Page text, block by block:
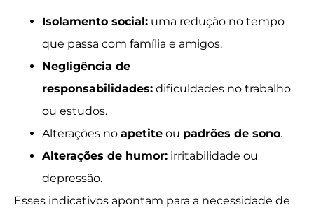
Isolamento social: uma redução no tempo
que passa com família e amigos.
Negligência de
responsabilidades: dificuldades no trabalho
ou estudos.
Alterações no apetite ou padrões de sono.
Alterações de humor: irritabilidade ou
depressão.
Esses indicativos apontam para a necessidade de